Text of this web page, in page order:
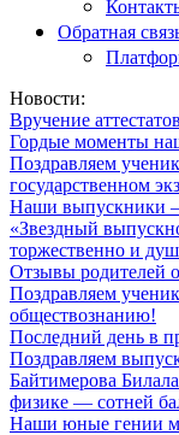
Обратная
Новости:
Вручение
Гордые моменты
Поздравляем
государственном
Наши выпускники
«Звездный
торжественно и
Отзывы родителей
Поздравляем
обществознанию!
Последний день в
Поздравляем
Байтимерова
физике — сотней
Наши юные гении